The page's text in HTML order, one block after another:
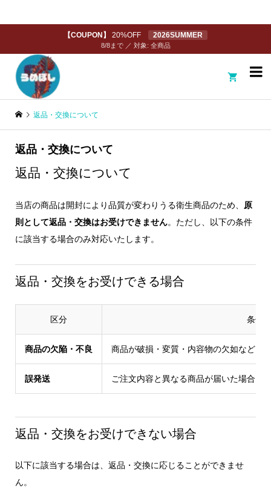
【COUPON】 20%OFF 2026SUMMER
8/8まで ／ 対象: 全商品

返品・交換について
返品・交換について
返品・交換について
当店の商品は開封により品質が変わりうる衛生商品のため、 原
則として返品・交換はお受けできません。ただし、以下の条件
に該当する場合のみ対応いたします。
返品・交換をお受けできる場合
区分 条件
商品の欠陥・不良 商品が破損・変質・内容物の欠如など、
誤発送 ご注文内容と異なる商品が届いた場合
返品・交換をお受けできない場合
以下に該当する場合は、返品・交換に応じることができませ
ん。